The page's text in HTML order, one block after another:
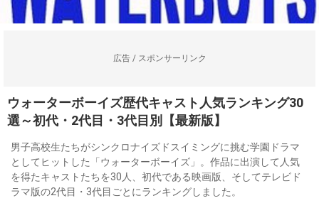
広告 / スポンサーリンク
ウォーターボーイズ歴代キャスト人気ランキング30
選～初代・2代目・3代目別【最新版】
男子高校生たちがシンクロナイズドスイミングに挑む学園ドラマ
としてヒットした「ウォーターボーイズ」。作品に出演して人気
を得たキャストたちを30人、初代である映画版、そしてテレビド
ラマ版の2代目・3代目ごとにランキングしました。